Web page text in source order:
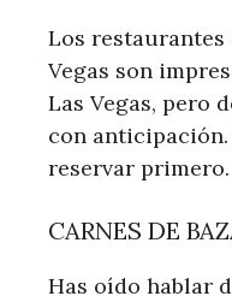
Los restaurantes
Vegas son
Las Vegas, pero
con anticipación.
reservar primero.
CARNES DE
Has oído hablar